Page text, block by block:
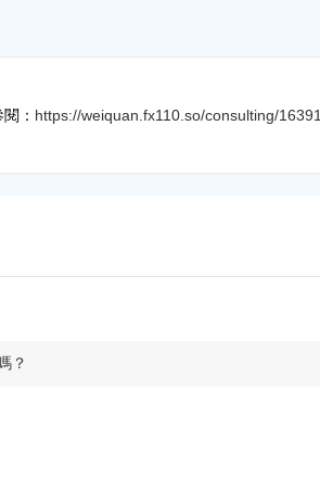
： https://weiquan.fx110.so/consulting/16391
？